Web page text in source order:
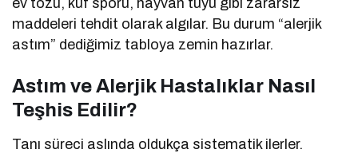
maddeleri tehdit olarak algılar. Bu durum “alerjik
astım” dediğimiz tabloya zemin hazırlar.
Astım ve Alerjik Hastalıklar Nasıl
Teşhis Edilir?
Tanı süreci aslında oldukça sistematik ilerler.